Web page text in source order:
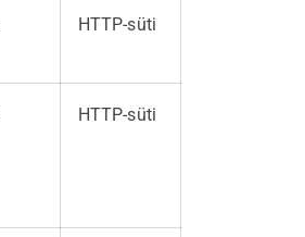
HTTP-süti
HTTP-süti